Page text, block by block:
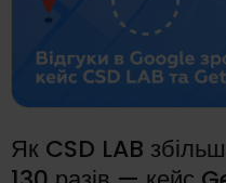
Як CSD LAB